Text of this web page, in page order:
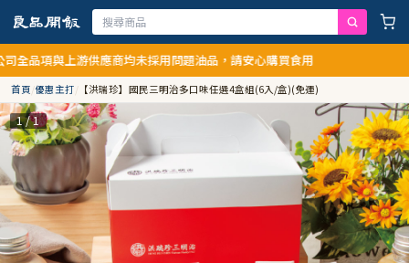
與上游供應商均未採用問題油品，請安心購買食用
首頁/優惠主打/ 【洪瑞珍】國民三明治多口味任選4盒組(6入/盒)(免運)
1 / 1